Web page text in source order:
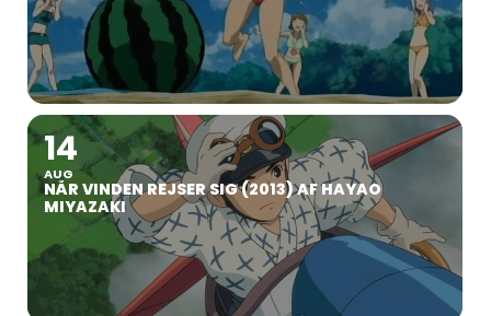
14
AUG
NÅR VINDEN REJSER SIG (2013) AF HAYAO
MIYAZAKI